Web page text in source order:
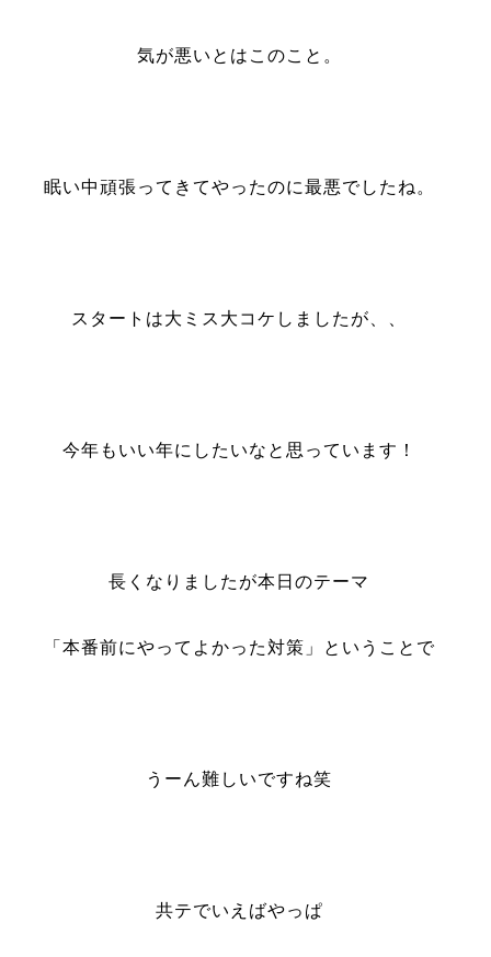
気が悪いとはこのこと。
眠い中頑張ってきてやったのに最悪でしたね。
スタートは大ミス大コケしましたが、、
今年もいい年にしたいなと思っています！
長くなりましたが本日のテーマ
「本番前にやってよかった対策」ということで
うーん難しいですね笑
共テでいえばやっぱ